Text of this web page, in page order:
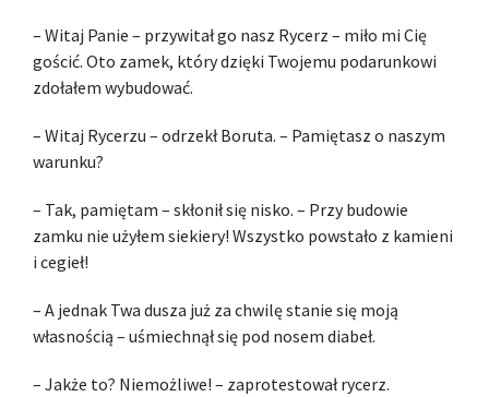
– Witaj Panie – przywitał go nasz Rycerz – miło mi Cię
gościć. Oto zamek, który dzięki Twojemu podarunkowi
zdołałem wybudować.
– Witaj Rycerzu – odrzekł Boruta. – Pamiętasz o naszym
warunku?
– Tak, pamiętam – skłonił się nisko. – Przy budowie
zamku nie użyłem siekiery! Wszystko powstało z kamieni
i cegieł!
– A jednak Twa dusza już za chwilę stanie się moją
własnością – uśmiechnął się pod nosem diabeł.
– Jakże to? Niemożliwe! – zaprotestował rycerz.